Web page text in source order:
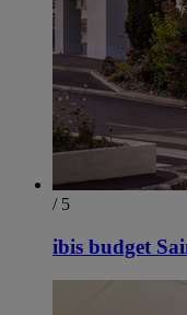
/ 5
ibis budget